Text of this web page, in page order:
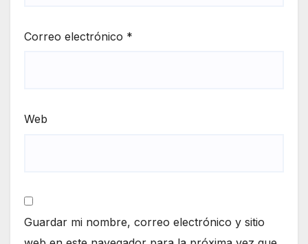
Correo electrónico *
Web
Guardar mi nombre, correo electrónico y sitio